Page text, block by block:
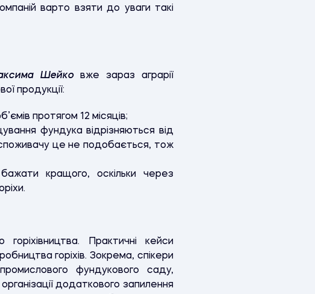
варто взяти до уваги такі
Шейковже зараз аграрії
продукції:
протягом 12 місяців;
фундука відрізняються від
споживачу це не подобається, тож
кращого, оскільки через
Практичні кейси
горіхів. Зокрема, спікери
фундукового саду,
додаткового запилення